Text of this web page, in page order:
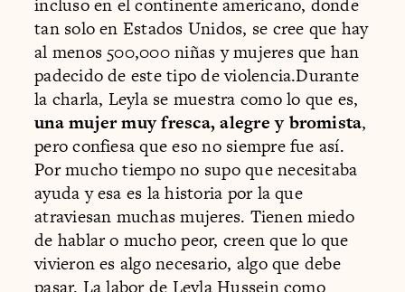
incluso en el continente americano, donde
tan solo en Estados Unidos, se cree que hay
al menos 500,000 niñas y mujeres que han
padecido de este tipo de violencia.Durante
la charla, Leyla se muestra como lo que es,
una mujer muy fresca, alegre y bromista,
pero confiesa que eso no siempre fue así.
Por mucho tiempo no supo que necesitaba
ayuda y esa es la historia por la que
atraviesan muchas mujeres. Tienen miedo
de hablar o mucho peor, creen que lo que
vivieron es algo necesario, algo que debe